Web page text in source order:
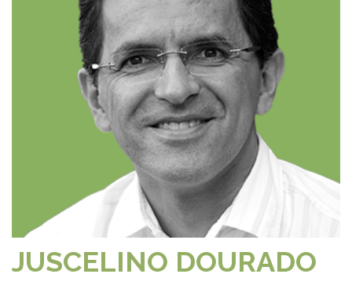
JUSCELINO DOURADO